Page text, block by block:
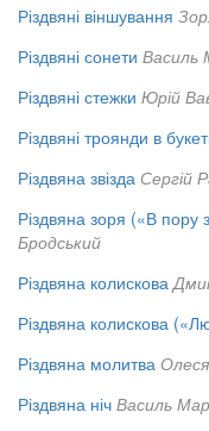
Різдвяні віншування
Різдвяні сонети
Різдвяні стежки Юрій
Різдвяні троянди в
Різдвяна звізда Сергій
Різдвяна зоря («В пору
Бродський
Різдвяна колискова
Різдвяна колискова
Різдвяна молитва
Різдвяна ніч Василь